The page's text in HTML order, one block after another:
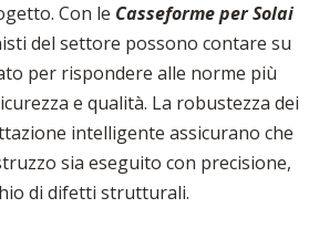
Con le Casseforme per Solai
del settore possono contare su
per rispondere alle norme più
e qualità. La robustezza dei
intelligente assicurano che
sia eseguito con precisione,
di difetti strutturali.